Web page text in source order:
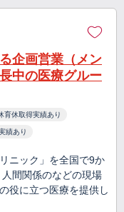
企画営業（メン
中の医療グルー
育休取得実績あり
績あり
ニック」を全国で9か
間関係のなどの現場
役に立つ医療を提供し